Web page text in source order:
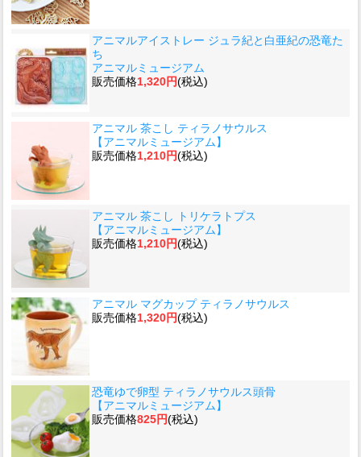
アニマルアイストレー ジュラ紀と白亜紀の恐竜た
ち
アニマルミュージアム
販売価格1,320円(税込)
アニマル 茶こし ティラノサウルス
【アニマルミュージアム】
販売価格1,210円(税込)
アニマル 茶こし トリケラトプス
【アニマルミュージアム】
販売価格1,210円(税込)
アニマル マグカップ ティラノサウルス
販売価格1,320円(税込)
恐竜ゆで卵型 ティラノサウルス頭骨
【アニマルミュージアム】
販売価格825円(税込)